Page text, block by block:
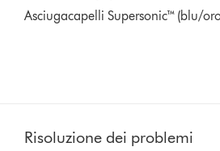
Asciugacapelli Supersonic™ (blu/
Risoluzione dei problemi